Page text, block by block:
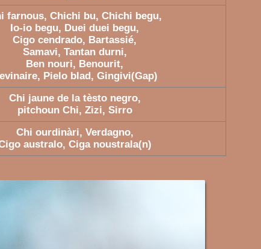
farnous, Chichi bu, Chichi begu,
Io-io begu, Duei duei begu,
Cigo cendrado, Bartassié,
Samavi, Tantan durni,
Ben nouri, Benourit,
Pielo blad, Gingivi(Gap)
Chi jaune de la tèsto negro,
pitchoun Chi, Zizi, Sirro
Chi ourdinàri, Verdagno,
australo, Ciga noustrala(n)